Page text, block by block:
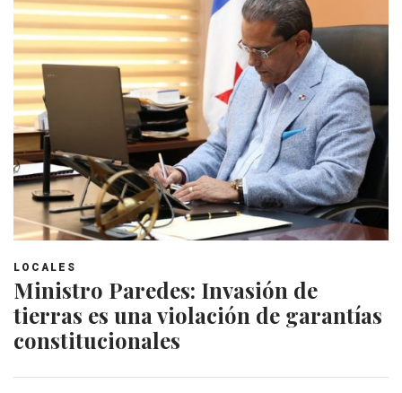
LOCALES
Ministro Paredes: Invasión de
tierras es una violación de garantías
constitucionales